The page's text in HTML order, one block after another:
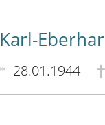
Karl-
28.01.1944